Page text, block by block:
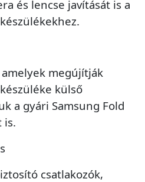
és lencse javítását is a
megújítják
külső
a gyári Samsung Fold
is.
csatlakozók,